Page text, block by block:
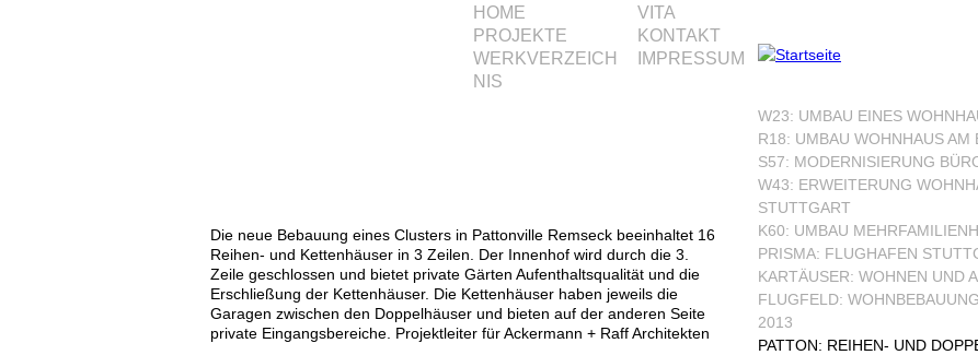
Jump to navigation
Die neue Bebauung eines Clusters in Pattonville Remseck beeinhaltet 16
Reihen- und Kettenhäuser in 3 Zeilen. Der Innenhof wird durch die 3.
Zeile geschlossen und bietet private Gärten Aufenthaltsqualität und die
Erschließung der Kettenhäuser. Die Kettenhäuser haben jeweils die
Garagen zwischen den Doppelhäuser und bieten auf der anderen Seite
private Eingangsbereiche. Projektleiter für Ackermann + Raff Architekten
W23: UMBAU EINES
R18: UMBAU WOHNHAUS AM
S57: MODERNISIERUNG
W43: ERWEITERUNG
STUTTGART
K60: UMBAU
PRISMA: FLUGHAFEN
KARTÄUSER: WOHNEN UND
FLUGFELD:
2013
PATTON: REIHEN- UND
M
a
i
n
u
HOME
VITA
PROJEKTE
KONTAKT
WERKVERZEICH
NIS
IMPRESSUM